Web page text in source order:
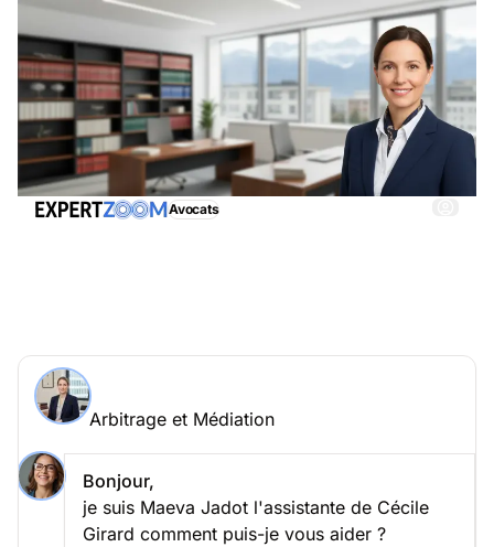
Avocats
Posez votre question à Cécile Girard
Arbitrage et Médiation
Bonjour,
je suis Maeva Jadot l'assistante de Cécile
Girard comment puis-je vous aider ?